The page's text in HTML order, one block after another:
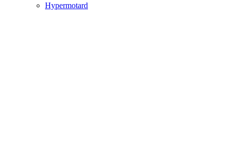
Hypermotard